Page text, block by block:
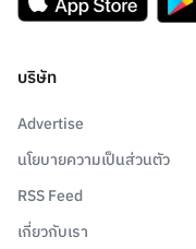
บริษัท
Advertise
นโยบายความเป็นส่วนตัว
RSS Feed
เกี่ยวกับเรา